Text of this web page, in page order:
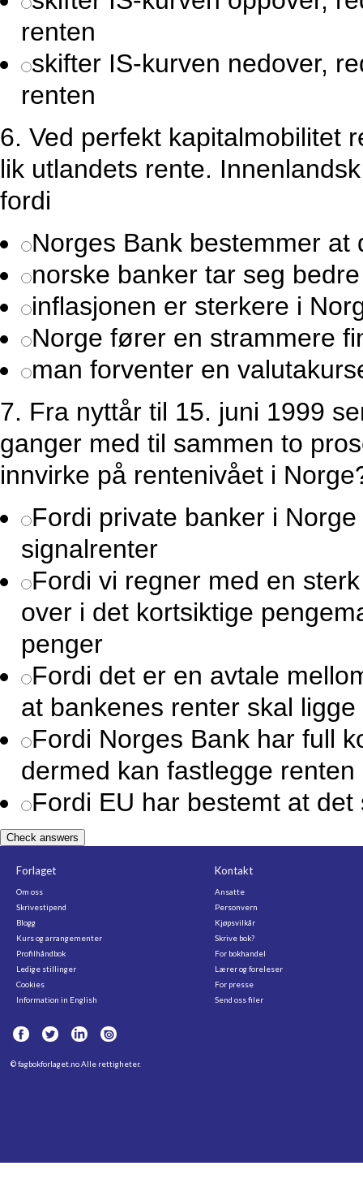
renten
skifter IS-kurven nedover,
renten
6. Ved perfekt kapitalmobilitet
lik utlandets rente.
fordi
Norges Bank bestemmer
norske banker tar seg
inflasjonen er sterkere i
Norge fører en strammere
man forventer en
7. Fra nyttår til 15. juni 1999
ganger med til sammen to
innvirke på rentenivået i
Fordi private banker i
signalrenter
Fordi vi regner med en
over i det kortsiktige
penger
Fordi det er en avtale
at bankenes renter skal
Fordi Norges Bank har full
dermed kan fastlegge renten
Fordi EU har bestemt at
Check answers
Forlaget
Om oss
Skrivestipend
Blogg
Kurs og arrangementer
Profilhåndbok
Ledige stillinger
Cookies
Information in English
Kontakt
Ansatte
Personvern
Kjøpsvilkår
Skrive bok?
For bokhandel
Lærer og foreleser
For presse
Send oss filer
©fagbokforlaget.noAlle rettigheter.